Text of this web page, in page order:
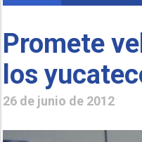
Promete
los
26 de junio de 2012